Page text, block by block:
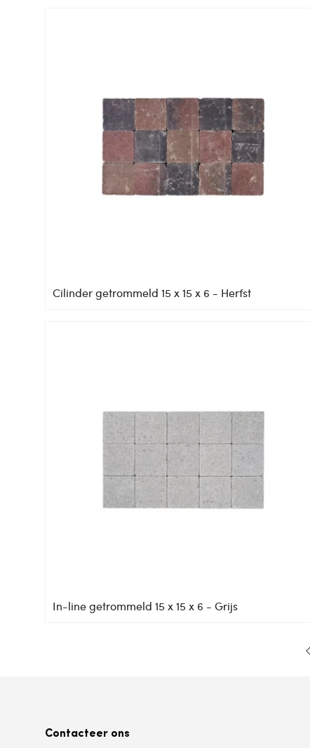
Cilinder getrommeld 15 x 15 x 6 - Herfst
In-line getrommeld 15 x 15 x 6 - Grijs
Contacteer ons